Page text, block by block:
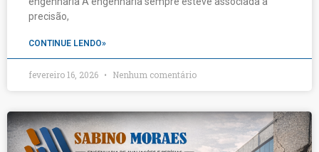
precisão,
CONTINUE LENDO»
fevereiro 16, 2026 Nenhum comentário